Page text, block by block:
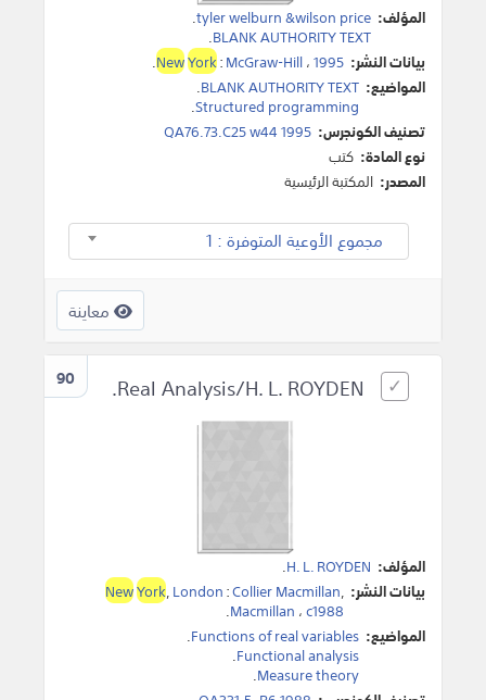
المؤلف: tyler welburn &wilson price
.
BLANK AUTHORITY TEXT
.
بيانات النشر:
NewYork:McGraw-Hill،1995
.
المواضيع: BLANK AUTHORITY TEXT
.
Structured programming
.
تصنيف الكونجرس: QA76.73.C25 w44 1995
نوع المادة: كتب
المصدر: المكتبة الرئيسية
مجموع الأوعية المتوفرة : 1
معاينة
90
المؤلف: H. L. ROYDEN
.
بيانات النشر:
NewYork,London:Collier Macmillan,
Macmillan ،c1988
.
المواضيع: Functions of real variables
.
Functional analysis
.
Measure theory
.